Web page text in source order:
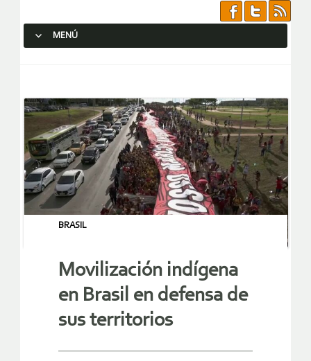
MENÚ
BRASIL
Movilización indígena
en Brasil en defensa de
sus territorios